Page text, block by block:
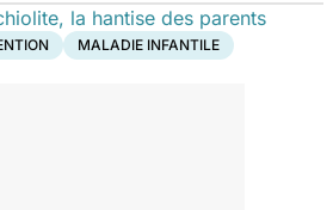
la hantise des parents
MALADIE INFANTILE